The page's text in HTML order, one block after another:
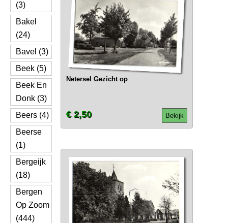
(3)
Bakel
(24)
Bavel (3)
Beek (5)
Beek En
Donk (3)
Beers (4)
Beerse
(1)
Bergeijk
(18)
Bergen
Op Zoom
(444)
Netersel Gezicht op
Bekijk
€ 2,50